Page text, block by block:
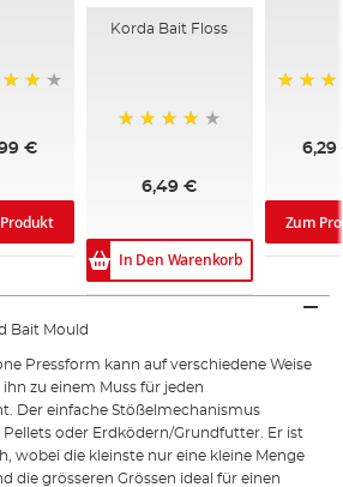
€
Korda Bait Floss
6,49 €
In Den Warenkorb
6,29
Zum
Bait Mould
Pressform kann auf verschiedene Weise
zu einem Muss für jeden
Der einfache Stößelmechanismus
oder Erdködern/Grundfutter. Er ist
wobei die kleinste nur eine kleine Menge
die grösseren Grössen ideal für einen